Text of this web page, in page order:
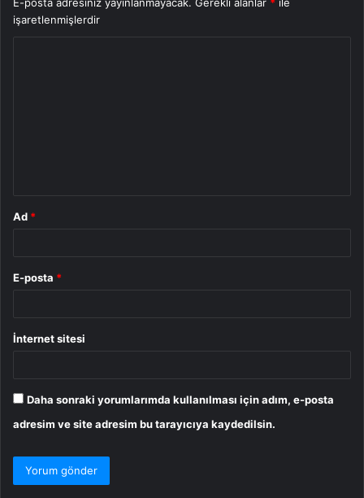
işaretlenmişlerdir
Ad *
E-posta *
İnternet sitesi
Daha sonraki yorumlarımda kullanılması için adım, e-posta
adresim ve site adresim bu tarayıcıya kaydedilsin.